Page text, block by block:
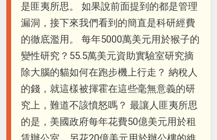
是匪夷所思。 如果說前面提到的都是管理
漏洞，接下來我們看到的簡直是科研經費
的徹底濫用。 每年5000萬美元用於猴子的
變性研究？55.5萬美元資助實驗室研究摘
除大腦的貓如何在跑步機上行走？ 納稅人
的錢，就這樣被揮霍在這些毫無意義的研
究上，難道不該憤怒嗎？ 最讓人匪夷所思
的是，美國政府每年花費50億美元用於租